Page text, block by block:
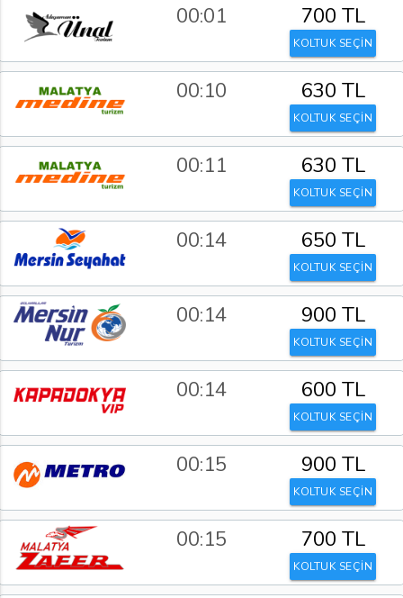
00:01 700 TL
KOLTUK SEÇİN
00:10 630 TL
KOLTUK SEÇİN
00:11 630 TL
KOLTUK SEÇİN
00:14 650 TL
KOLTUK SEÇİN
00:14 900 TL
KOLTUK SEÇİN
00:14 600 TL
KOLTUK SEÇİN
00:15 900 TL
KOLTUK SEÇİN
00:15 700 TL
KOLTUK SEÇİN